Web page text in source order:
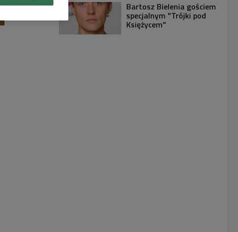
Bartosz Bielenia gościem
specjalnym "Trójki pod
Księżycem"